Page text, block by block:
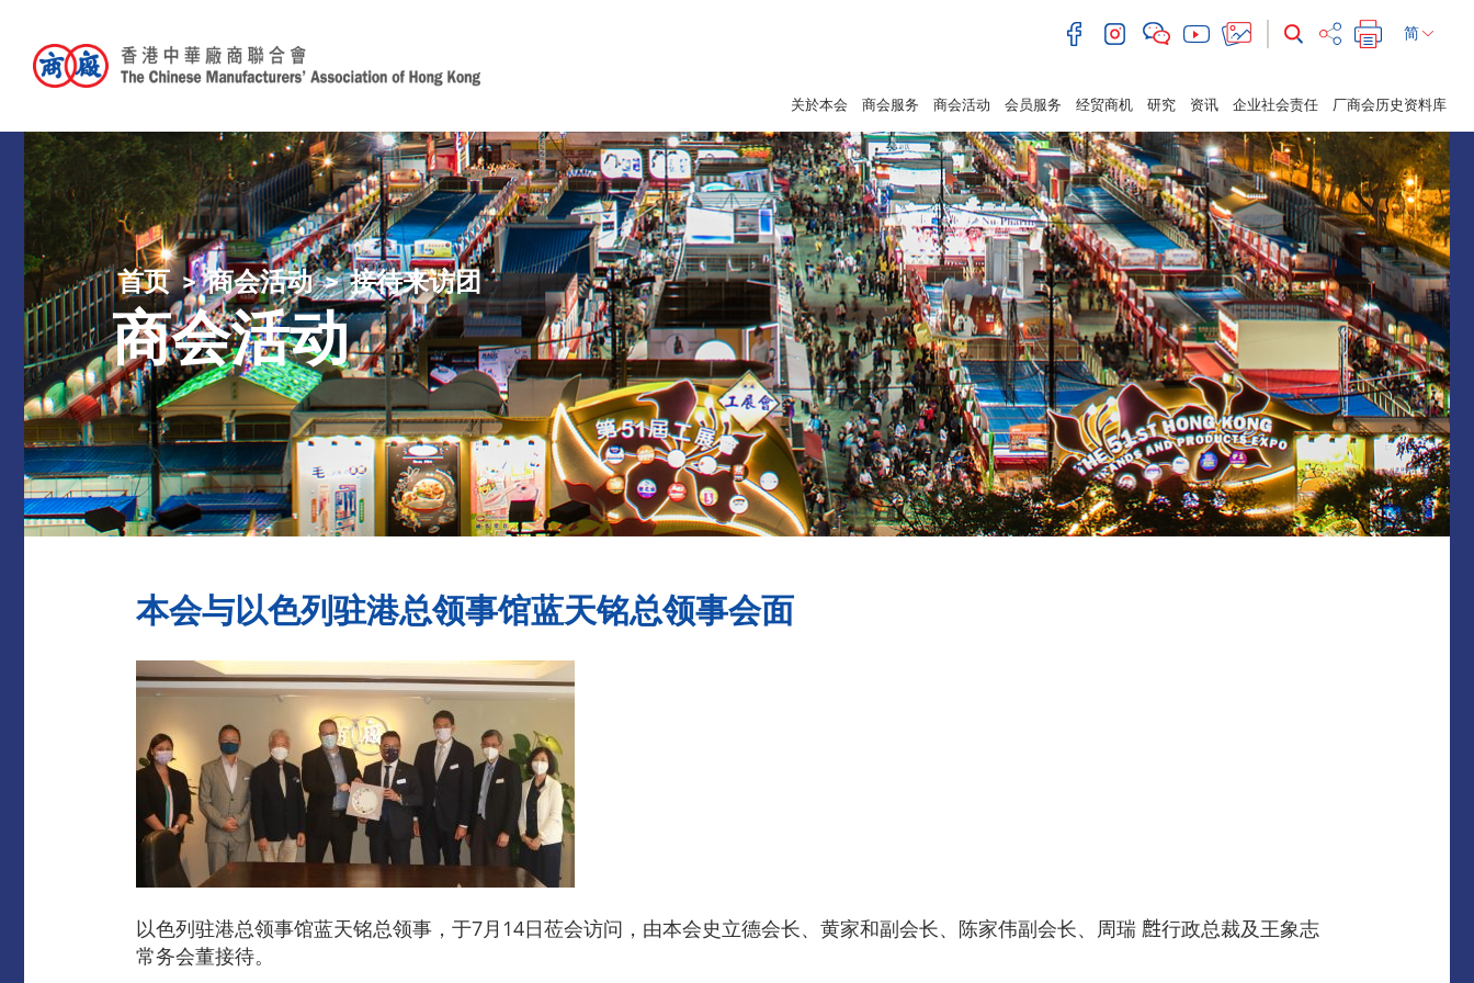
简
关於本会 商会服务 商会活动 会员服务 经贸商机 研究 资讯 企业社会责任 厂商会历史资料库
首页 商会活动 接待来访团
商会活动
本会与以色列驻港总领事馆蓝天铭总领事会面
以色列驻港总领事馆蓝天铭总领事，于7月14日莅会访问，由本会史立德会长、黄家和副会长、陈家伟副会长、周瑞 𪊟行政总裁及王象志
常务会董接待。